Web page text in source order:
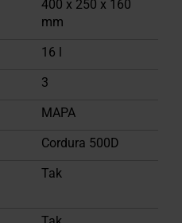
400 x 250 x 160
mm
16 l
3
MAPA
Cordura 500D
Tak